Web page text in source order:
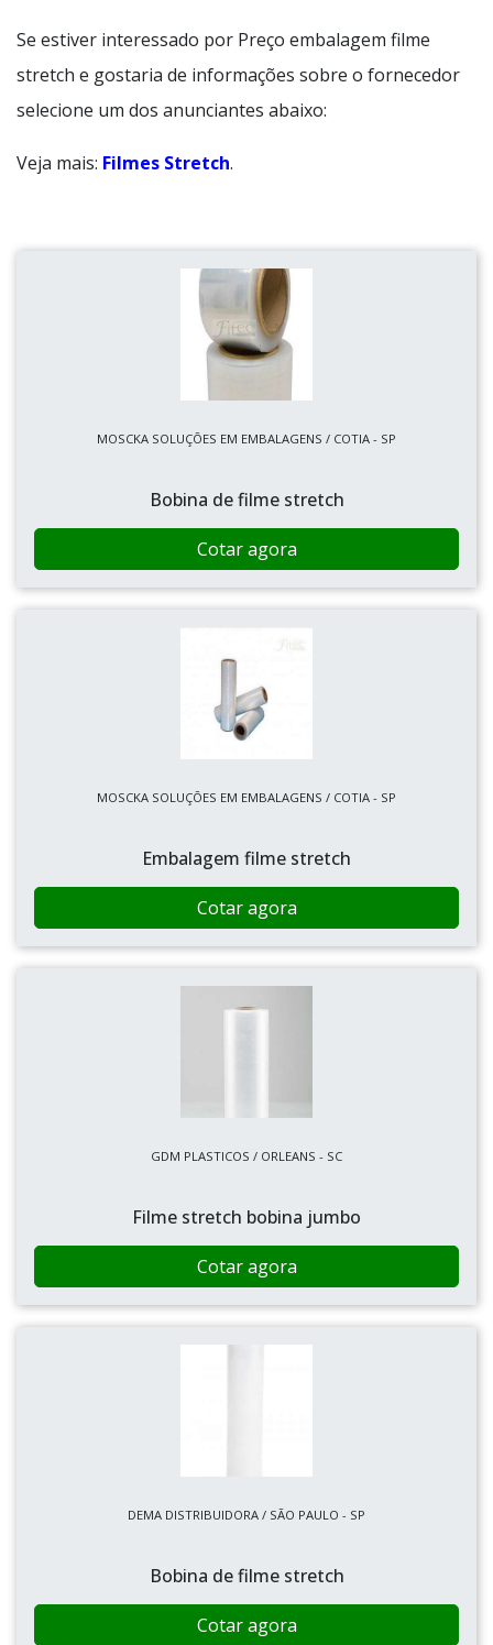
Se estiver interessado por Preço embalagem filme
stretch e gostaria de informações sobre o fornecedor
selecione um dos anunciantes abaixo:
Veja mais: Filmes Stretch.
MOSCKA SOLUÇÕES EM EMBALAGENS / COTIA - SP
Bobina de filme stretch
Cotar agora
MOSCKA SOLUÇÕES EM EMBALAGENS / COTIA - SP
Embalagem filme stretch
Cotar agora
GDM PLASTICOS / ORLEANS - SC
Filme stretch bobina jumbo
Cotar agora
DEMA DISTRIBUIDORA / SÃO PAULO - SP
Bobina de filme stretch
Cotar agora